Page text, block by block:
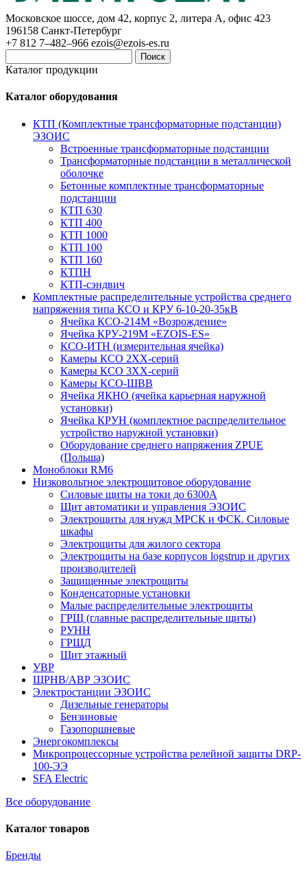
Московское шоссе, дом 42, корпус 2, литера А, офис 423
196158 Санкт-Петербург
+7 812 7–482–966 ezois@ezois-es.ru
Поиск
Каталог продукции
Каталог оборудования
КТП (Комплектные трансформаторные подстанции)
ЭЗОИС
Встроенные трансформаторные подстанции
Трансформаторные подстанции в металлической
оболочке
Бетонные комплектные трансформаторные
подстанции
КТП 630
КТП 400
КТП 1000
КТП 100
КТП 160
КТПН
КТП-сэндвич
Комплектные распределительные устройства среднего
напряжения типа КСО и КРУ 6-10-20-35кВ
Ячейка КСО-214М «Возрождение»
Ячейка КРУ-219М «EZOIS-ES»
КСО-ИТН (измерительная ячейка)
Камеры КСО 2ХХ-серий
Камеры КСО 3ХХ-серий
Камеры КСО-ШВВ
Ячейка ЯКНО (ячейка карьерная наружной
установки)
Ячейка КРУН (комплектное распределительное
устройство наружной установки)
Оборудование среднего напряжения ZPUE
(Польша)
Моноблоки RM6
Низковольтное электрощитовое оборудование
Силовые щиты на токи до 6300А
Щит автоматики и управления ЭЗОИС
Электрощиты для нужд МРСК и ФСК. Силовые
шкафы
Электрощиты для жилого сектора
Электрощиты на базе корпусов logstrup и других
производителей
Защищенные электрощиты
Конденсаторные установки
Малые распределительные электрощиты
ГРЩ (главные распределительные щиты)
РУНН
ГРЩД
Щит этажный
УВР
ЩРНВ/АВР ЭЗОИС
Электростанции ЭЗОИС
Дизельные генераторы
Бензиновые
Газопоршневые
Энергокомплексы
Микропроцессорные устройства релейной защиты DRP-
100-ЭЭ
SFA Electric
Все оборудование
Каталог товаров
Бренды